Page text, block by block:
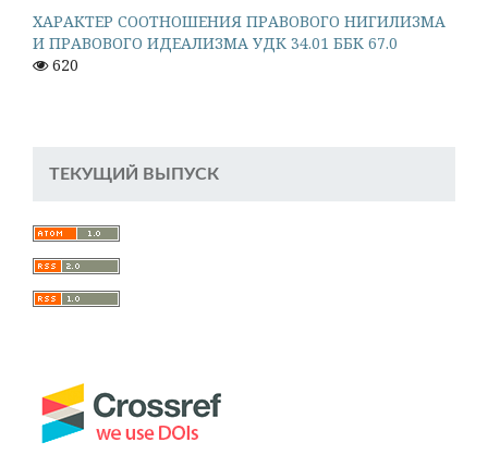
ХАРАКТЕР СООТНОШЕНИЯ ПРАВОВОГО НИГИЛИЗМА
И ПРАВОВОГО ИДЕАЛИЗМА УДК 34.01 ББК 67.0
620
ТЕКУЩИЙ ВЫПУСК